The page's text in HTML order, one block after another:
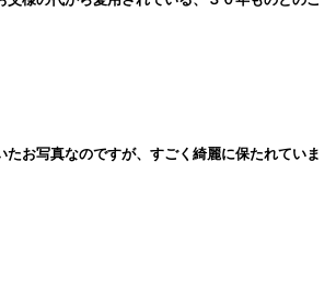
たお写真なのですが、すごく綺麗に保たれていま